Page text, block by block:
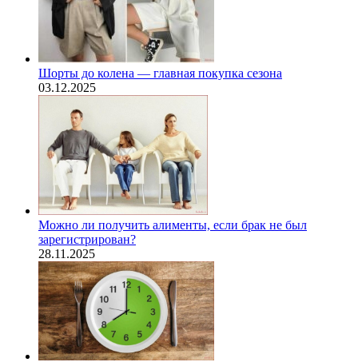
Шорты до колена — главная покупка сезона
03.12.2025
Можно ли получить алименты, если брак не был
зарегистрирован?
28.11.2025